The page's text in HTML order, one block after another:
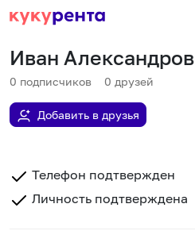
Иван Александров
0 подписчиков 0 друзей
Добавить в друзья
Телефон подтвержден
Личность подтверждена